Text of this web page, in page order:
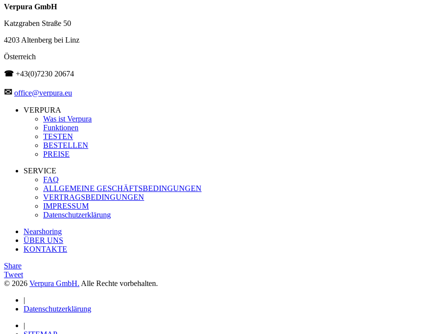
Verpura GmbH
Katzgraben Straße 50
4203 Altenberg bei Linz
Österreich
☎ +43(0)7230 20674
✉ office@verpura.eu
VERPURA
Was ist Verpura
Funktionen
TESTEN
BESTELLEN
PREISE
SERVICE
FAQ
ALLGEMEINE GESCHÄFTSBEDINGUNGEN
VERTRAGSBEDINGUNGEN
IMPRESSUM
Datenschutzerklärung
Nearshoring
ÜBER UNS
KONTAKTE
Share
Tweet
© 2026 Verpura GmbH. Alle Rechte vorbehalten.
|
Datenschutzerklärung
|